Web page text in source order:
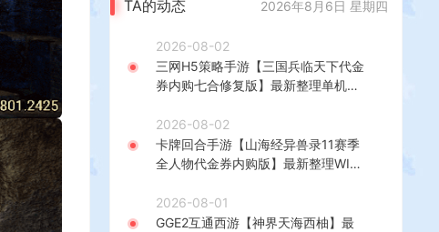
TA的动态 2026年8月6日 星期四
2026-08-02
三网H5策略手游【三国兵临天下代金
券内购七合修复版】最新整理单机一
理后台+GM授权后台+简易安卓客户
端+详细搭建教程+视频教程
2026-08-02
卡牌回合手游【山海经异兽录11赛季
全人物代金券内购版】最新整理WIN
+热更修改工具+安卓+详细搭建教程
2026-08-01
GGE2互通西游【神界天海西柚】最